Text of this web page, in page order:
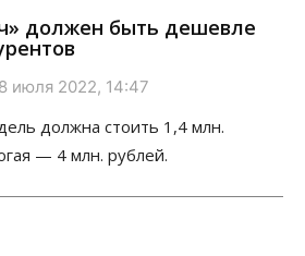
должен быть дешевле
июля 2022, 14:47
должна стоить 1,4 млн.
— 4 млн. рублей.